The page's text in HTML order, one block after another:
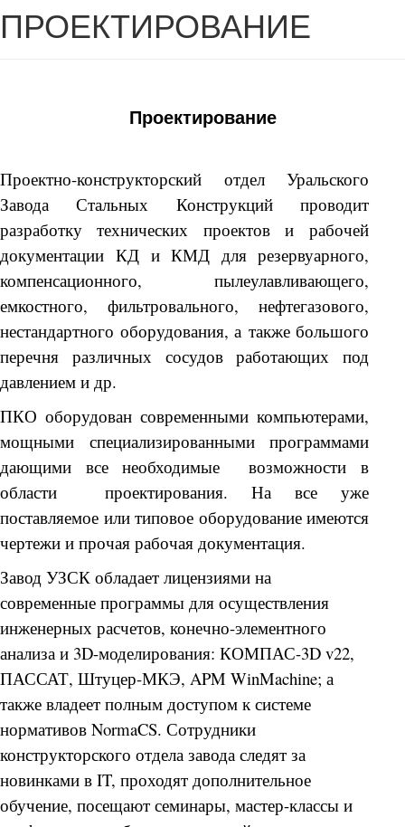
ПРОЕКТИРОВАНИЕ
Проектирование
Проектно-конструкторский отдел Уральского
Завода Стальных Конструкций проводит
разработку технических проектов и рабочей
документации КД и КМД для резервуарного,
компенсационного, пылеулавливающего,
емкостного, фильтровального, нефтегазового,
нестандартного оборудования, а также большого
перечня различных сосудов работающих под
давлением и др.
ПКО оборудован современными компьютерами,
мощными специализированными программами
дающими все необходимые возможности в
области проектирования. На все уже
поставляемое или типовое оборудование имеются
чертежи и прочая рабочая документация.
Завод УЗСК обладает лицензиями на
современные программы для осуществления
инженерных расчетов, конечно-элементного
анализа и 3D-моделирования: КОМПАС-3D v22,
ПАССАТ, Штуцер-МКЭ, APM WinMachine; а
также владеет полным доступом к системе
нормативов NormaCS. Сотрудники
конструкторского отдела завода следят за
новинками в IT, проходят дополнительное
обучение, посещают семинары, мастер-классы и